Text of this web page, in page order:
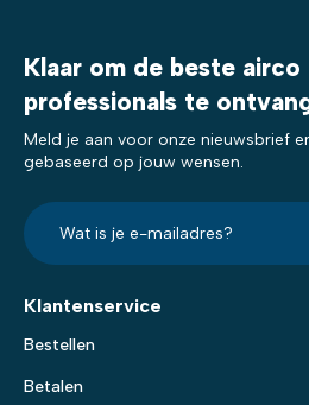
Klaar om de beste
professionals te
Meld je aan voor onze nieuwsbrief
gebaseerd op jouw wensen.
E-
mailadres?
*
Klantenservice
Bestellen
Betalen